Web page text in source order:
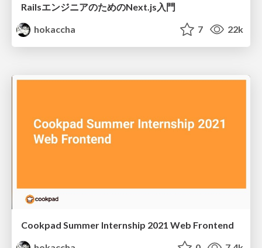
RailsエンジニアのためのNext.js入門
hokaccha
7 22k
Cookpad Summer Internship 2021 Web Frontend